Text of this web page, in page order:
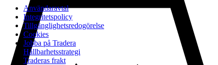
Användaravtal
Integritetspolicy
Tillgänglighetsredogörelse
Cookies
Jobba på Tradera
Hållbarhetsstrategi
Traderas frakt